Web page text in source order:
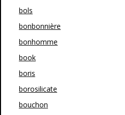
bols
bonbonnière
bonhomme
book
boris
borosilicate
bouchon